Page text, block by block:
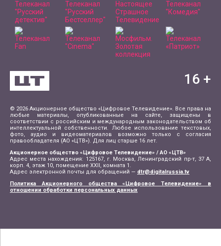
© 2026 Акционерное общество «Цифровое Телевидение». Все права на
любые материалы, опубликованные на сайте, защищены в
соответствии с российским и международным законодательством об
интеллектуальной собственности. Любое использование текстовых,
фото, аудио и видеоматериалов возможно только с согласия
правообладателя (АО «ЦТВ»). Для лиц старше 16 лет.
Акционерное общество «Цифровое Телевидение» / АО «ЦТВ»
Адрес места нахождения: 125167, г. Москва, Ленинградский пр-т, 37 А,
корп. 4, этаж 10, помещение XXII, комната 1.
Адрес электронной почты для обращений — dtr@digitalrussia.tv
Политика Акционерного общества «Цифровое Телевидение» в
отношении обработки персональных данных
16 +